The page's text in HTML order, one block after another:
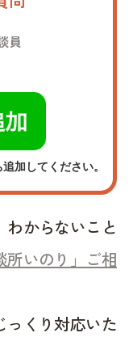
員
加してください。
からないこと
所いのり」ご相
っくり対応いた